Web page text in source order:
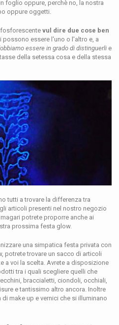
foglio oppure, perchè no, la nostra
oppure oggetti.
vul dire due cose ben
essere l'uno o l'altro e, a
essere in grado di distinguerli e
della setessa cosa e della stessa
tutti a trovare la differenza tra
articoli presenti nel nostro negozio
potrete proporre anche ai
prossima festa glow.
una simpatica festa privata con
potrete trovare un sacco di articoli
a voi la scelta. Avrete a disposizione
tra i quali scegliere quelli che
braccialetti, ciondoli, occhiali,
e tantissimo altro ancora. Inoltre
make up e vernici che si illuminano